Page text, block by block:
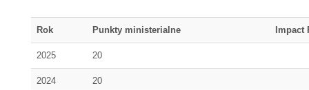
Rok Punkty ministerialne Impact
2025 20
2024 20